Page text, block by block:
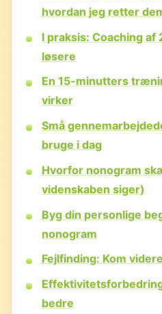
hvordan jeg retter
I praksis: Coaching
løsere
En 15-minutters
virker
Små
bruge i dag
Hvorfor nonogram
videnskaben siger)
Byg din personlige
nonogram
Fejlfinding: Kom
bedre